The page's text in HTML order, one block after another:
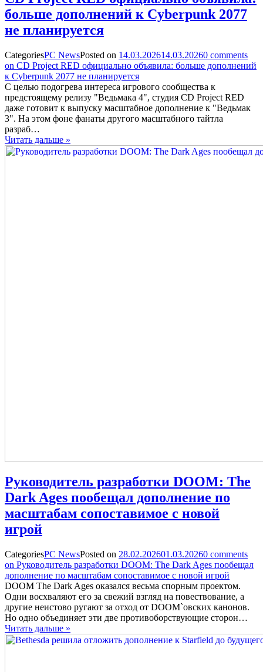
больше дополнений к Cyberpunk 2077
не планируется
CategoriesPC NewsPosted on 14.03.202614.03.20260 comments
on CD Project RED официально объявила: больше дополнений
к Cyberpunk 2077 не планируется
С целью подогрева интереса игрового сообщества к
предстоящему релизу "Ведьмака 4", студия CD Project RED
даже готовит к выпуску масштабное дополнение к "Ведьмак
3". На этом фоне фанаты другого масштабного тайтла
разраб…
Читать дальше »
Руководитель разработки DOOM: The
Dark Ages пообещал дополнение по
масштабам сопоставимое с новой
игрой
CategoriesPC NewsPosted on 28.02.202601.03.20260 comments
on Руководитель разработки DOOM: The Dark Ages пообещал
дополнение по масштабам сопоставимое с новой игрой
DOOM The Dark Ages оказался весьма спорным проектом.
Одни восхваляют его за свежий взгляд на повествование, а
другие неистово ругают за отход от DOOM`овских канонов.
Но одно объединяет эти две противоборствующие сторон…
Читать дальше »